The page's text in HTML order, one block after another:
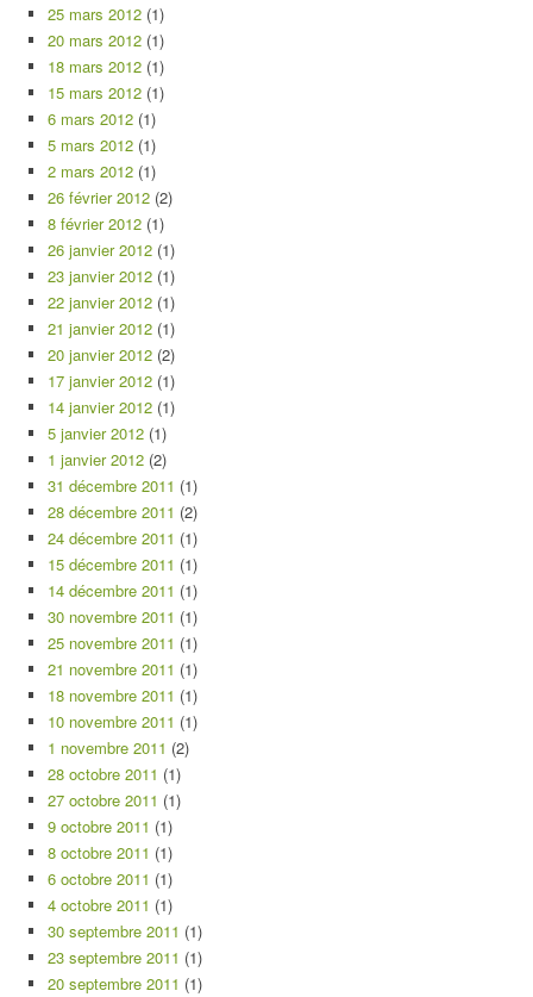
25 mars 2012 (1)
20 mars 2012 (1)
18 mars 2012 (1)
15 mars 2012 (1)
6 mars 2012 (1)
5 mars 2012 (1)
2 mars 2012 (1)
26 février 2012 (2)
8 février 2012 (1)
26 janvier 2012 (1)
23 janvier 2012 (1)
22 janvier 2012 (1)
21 janvier 2012 (1)
20 janvier 2012 (2)
17 janvier 2012 (1)
14 janvier 2012 (1)
5 janvier 2012 (1)
1 janvier 2012 (2)
31 décembre 2011 (1)
28 décembre 2011 (2)
24 décembre 2011 (1)
15 décembre 2011 (1)
14 décembre 2011 (1)
30 novembre 2011 (1)
25 novembre 2011 (1)
21 novembre 2011 (1)
18 novembre 2011 (1)
10 novembre 2011 (1)
1 novembre 2011 (2)
28 octobre 2011 (1)
27 octobre 2011 (1)
9 octobre 2011 (1)
8 octobre 2011 (1)
6 octobre 2011 (1)
4 octobre 2011 (1)
30 septembre 2011 (1)
23 septembre 2011 (1)
20 septembre 2011 (1)